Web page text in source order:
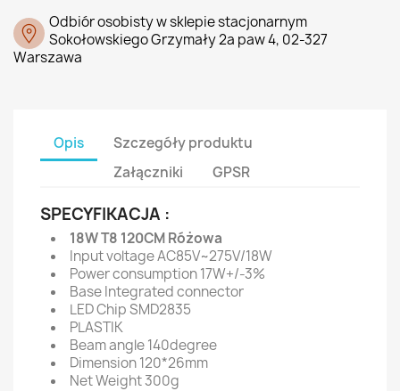
Odbiór osobisty w sklepie stacjonarnym
Sokołowskiego Grzymały 2a paw 4, 02-327
Warszawa
Opis
Szczegóły produktu
Załączniki
GPSR
SPECYFIKACJA :
18W T8 120CM Różowa
Input voltage AC85V~275V/18W
Power consumption 17W+/-3%
Base Integrated connector
LED Chip SMD2835
PLASTIK
Beam angle 140degree
Dimension 120*26mm
Net Weight 300g